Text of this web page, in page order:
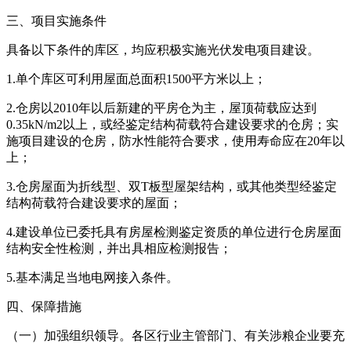
三、项目实施条件
具备以下条件的库区，均应积极实施光伏发电项目建设。
1.单个库区可利用屋面总面积1500平方米以上；
2.仓房以2010年以后新建的平房仓为主，屋顶荷载应达到
0.35kN/m2以上，或经鉴定结构荷载符合建设要求的仓房；实
施项目建设的仓房，防水性能符合要求，使用寿命应在20年以
上；
3.仓房屋面为折线型、双T板型屋架结构，或其他类型经鉴定
结构荷载符合建设要求的屋面；
4.建设单位已委托具有房屋检测鉴定资质的单位进行仓房屋面
结构安全性检测，并出具相应检测报告；
5.基本满足当地电网接入条件。
四、保障措施
（一）加强组织领导。各区行业主管部门、有关涉粮企业要充